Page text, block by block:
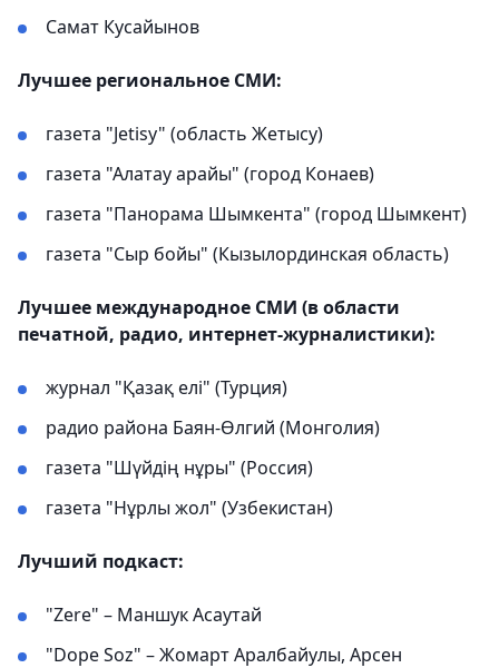
Самат Кусайынов
Лучшее региональное СМИ:
газета "Jetisy" (область Жетысу)
газета "Алатау арайы" (город Конаев)
газета "Панорама Шымкента" (город Шымкент)
газета "Сыр бойы" (Кызылординская область)
Лучшее международное СМИ (в области
печатной, радио, интернет-журналистики):
журнал "Қазақ елі" (Турция)
радио района Баян-Өлгий (Монголия)
газета "Шүйдің нұры" (Россия)
газета "Нұрлы жол" (Узбекистан)
Лучший подкаст:
"Zere" – Маншук Асаутай
"Dope Soz" – Жомарт Аралбайулы, Арсен